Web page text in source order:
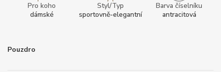
Pro koho
dámské
Styl/Typ
sportovně-elegantní
Barva číselníku
antracitová
Pouzdro